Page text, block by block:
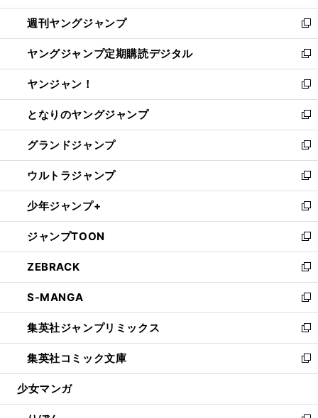
開
く
ウ
で
開
く
ン
ド
ウ
で
開
く
ウ
ィ
ン
ド
ウ
で
開
く
週刊ヤングジャンプ
新
し
い
ウ
ィ
ン
ド
ウ
で
開
く
ヤングジャンプ定期購読デジタル
新
し
い
ウ
ィ
ン
ド
ウ
で
開
く
ヤンジャン！
新
し
い
ウ
ィ
ン
ド
ウ
で
開
く
となりのヤングジャンプ
新
し
い
ウ
ィ
ン
ド
ウ
で
開
く
グランドジャンプ
新
し
い
ウ
ィ
ン
ド
ウ
で
開
く
ウルトラジャンプ
新
し
い
ウ
ィ
ン
ド
ウ
で
開
く
少年ジャンプ+
新
し
い
ウ
ィ
ン
ド
ウ
で
開
く
ジャンプTOON
新
し
い
ウ
ィ
ン
ド
ウ
で
開
ZEBRACK
新
し
い
ウ
ィ
ン
ド
ウ
開
S-MANGA
新
し
い
ウ
ィ
ン
ウ
集英社ジャンプリミックス
新
し
い
ウ
ン
集英社コミック文庫
新
し
ウ
少女マンガ